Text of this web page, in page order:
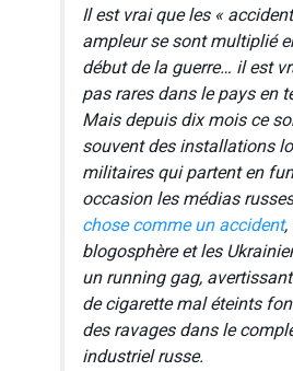
Il est vrai que les «
ampleur se sont multiplié
début de la guerre… il est
pas rares dans le pays en
Mais depuis dix mois ce
souvent des installations
militaires qui partent en
occasion les médias
chose comme un accident,
blogosphère et les
unrunning gag,
de cigarette mal éteints
des ravages dans le
industriel russe.